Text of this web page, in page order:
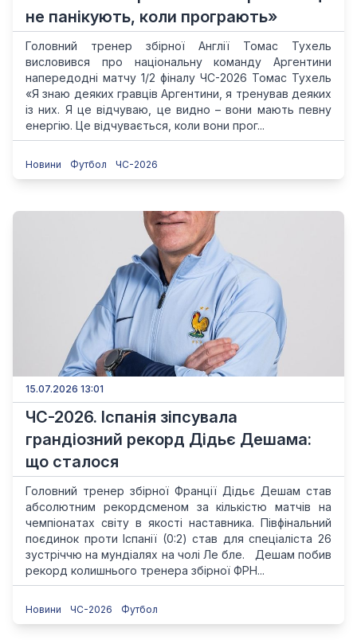
не панікують, коли програють»
Головний тренер збірної Англії Томас Тухель
висловився про національну команду Аргентини
напередодні матчу 1/2 фіналу ЧС-2026 Томас Тухель
«Я знаю деяких гравців Аргентини, я тренував деяких
із них. Я це відчуваю, це видно – вони мають певну
енергію. Це відчувається, коли вони прог...
Новини Футбол ЧС-2026
15.07.2026 13:01
ЧС-2026. Іспанія зіпсувала
грандіозний рекорд Дідьє Дешама:
що сталося
Головний тренер збірної Франції Дідьє Дешам став
абсолютним рекордсменом за кількістю матчів на
чемпіонатах світу в якості наставника. Півфінальний
поєдинок проти Іспанії (0:2) став для спеціаліста 26
зустріччю на мундіалях на чолі Ле бле. Дешам побив
рекорд колишнього тренера збірної ФРН...
Новини ЧС-2026 Футбол